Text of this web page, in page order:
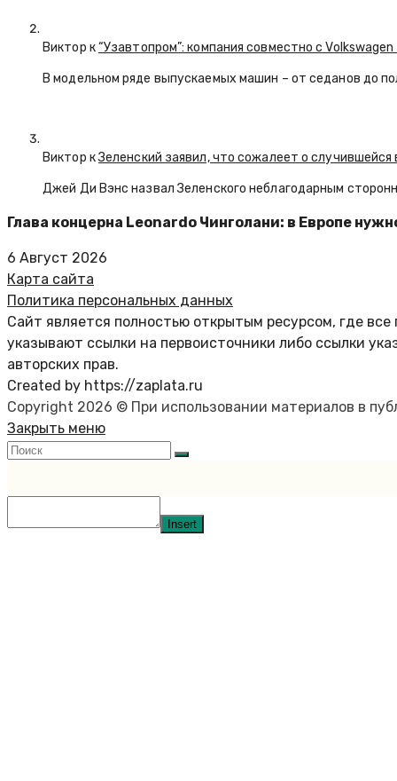
Виктор к“Узавтопром”: компания совместно с
В модельном ряде выпускаемых машин – от седанов до
Виктор кЗеленский заявил, что сожалеет о
Джей Ди Вэнс назвал Зеленского неблагодарным
Глава концерна Leonardo Чинголани: в Европе
6 Август 2026
Карта сайта
Политика персональных данных
Сайт является полностью открытым ресурсом, где
указывают ссылки на первоисточники либо ссылки
авторских прав.
Created by https://zaplata.ru
Copyright 2026 © При использовании материалов в
Закрыть меню
Insert